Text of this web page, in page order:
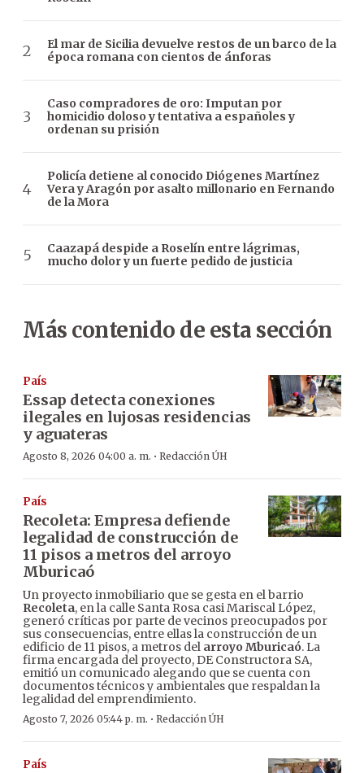
El mar de Sicilia devuelve restos de un barco de la
época romana con cientos de ánforas
Caso compradores de oro: Imputan por
homicidio doloso y tentativa a españoles y
ordenan su prisión
Policía detiene al conocido Diógenes Martínez
Vera y Aragón por asalto millonario en Fernando
de la Mora
Caazapá despide a Roselín entre lágrimas,
mucho dolor y un fuerte pedido de justicia
Más contenido de esta sección
País
Essap detecta conexiones
ilegales en lujosas residencias
y aguateras
Agosto 8, 2026 04:00 a. m. · Redacción ÚH
País
Recoleta: Empresa defiende
legalidad de construcción de
11 pisos a metros del arroyo
Mburicaó
Un proyecto inmobiliario que se gesta en el barrio
Recoleta, en la calle Santa Rosa casi Mariscal López,
generó críticas por parte de vecinos preocupados por
sus consecuencias, entre ellas la construcción de un
edificio de 11 pisos, a metros del arroyo Mburicaó. La
firma encargada del proyecto, DE Constructora SA,
emitió un comunicado alegando que se cuenta con
documentos técnicos y ambientales que respaldan la
legalidad del emprendimiento.
Agosto 7, 2026 05:44 p. m. · Redacción ÚH
País